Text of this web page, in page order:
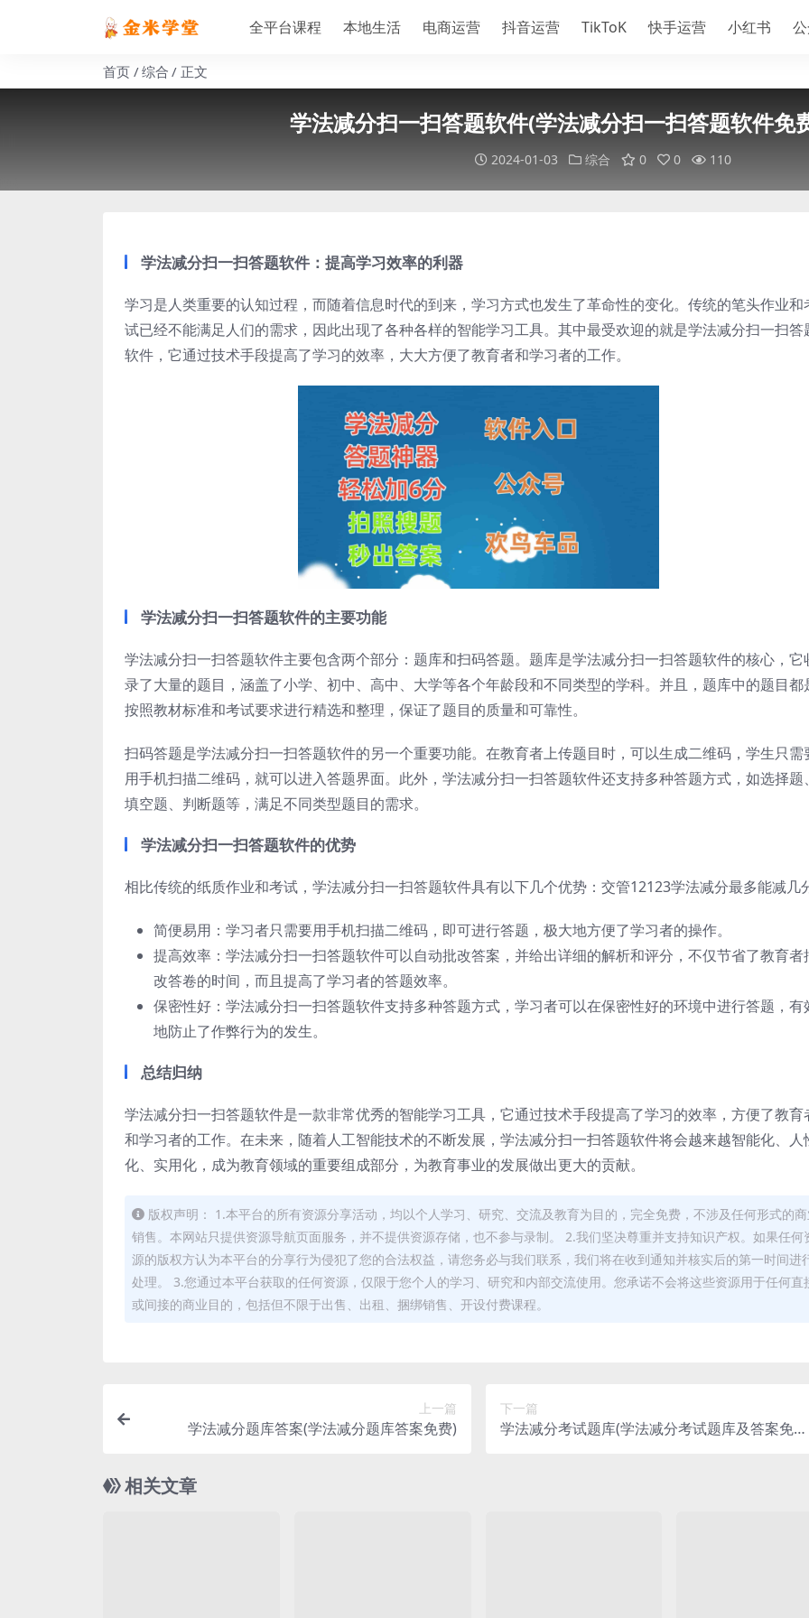
全平台课程 本地生活 电商运营 抖音运营 TikToK 快手运营 小红书
首页 综合 正文
学法减分扫一扫答题软件(学法减分扫一扫答题软件免
2024-01-03 综合 0 0 110
学法减分扫一扫答题软件：提高学习效率的利器
学习是人类重要的认知过程，而随着信息时代的到来，学习方式也发生了革命性的变化。传统的笔头作业和
试已经不能满足人们的需求，因此出现了各种各样的智能学习工具。其中最受欢迎的就是学法减分扫一扫答
软件，它通过技术手段提高了学习的效率，大大方便了教育者和学习者的工作。
学法减分扫一扫答题软件的主要功能
学法减分扫一扫答题软件主要包含两个部分：题库和扫码答题。题库是学法减分扫一扫答题软件的核心，它
录了大量的题目，涵盖了小学、初中、高中、大学等各个年龄段和不同类型的学科。并且，题库中的题目都
按照教材标准和考试要求进行精选和整理，保证了题目的质量和可靠性。
扫码答题是学法减分扫一扫答题软件的另一个重要功能。在教育者上传题目时，可以生成二维码，学生只需
用手机扫描二维码，就可以进入答题界面。此外，学法减分扫一扫答题软件还支持多种答题方式，如选择题、
填空题、判断题等，满足不同类型题目的需求。
学法减分扫一扫答题软件的优势
相比传统的纸质作业和考试，学法减分扫一扫答题软件具有以下几个优势：交管12123学法减分最多能减几
简便易用：学习者只需要用手机扫描二维码，即可进行答题，极大地方便了学习者的操作。
提高效率：学法减分扫一扫答题软件可以自动批改答案，并给出详细的解析和评分，不仅节省了教育者
改答卷的时间，而且提高了学习者的答题效率。
保密性好：学法减分扫一扫答题软件支持多种答题方式，学习者可以在保密性好的环境中进行答题，有
地防止了作弊行为的发生。
总结归纳
学法减分扫一扫答题软件是一款非常优秀的智能学习工具，它通过技术手段提高了学习的效率，方便了教育
和学习者的工作。在未来，随着人工智能技术的不断发展，学法减分扫一扫答题软件将会越来越智能化、人
化、实用化，成为教育领域的重要组成部分，为教育事业的发展做出更大的贡献。
版权声明： 1.本平台的所有资源分享活动，均以个人学习、研究、交流及教育为目的，完全免费，不涉及任何形式的
销售。本网站只提供资源导航页面服务，并不提供资源存储，也不参与录制。 2.我们坚决尊重并支持知识产权。如果任何
源的版权方认为本平台的分享行为侵犯了您的合法权益，请您务必与我们联系，我们将在收到通知并核实后的第一时间进
处理。 3.您通过本平台获取的任何资源，仅限于您个人的学习、研究和内部交流使用。您承诺不会将这些资源用于任何直
或间接的商业目的，包括但不限于出售、出租、捆绑销售、开设付费课程。
上一篇
学法减分题库答案(学法减分题库答案免费)
下一篇
学法减分考试题库(学法减分考试题库及答案免
相关文章